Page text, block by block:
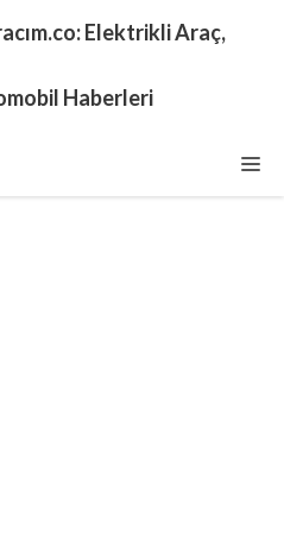
Elektrikli Araç,
Haberleri